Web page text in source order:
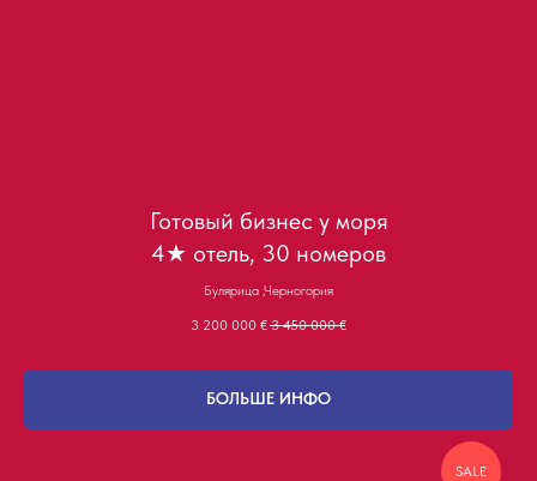
Готовый бизнес у моря
4★ отель, 30 номеров
Булярица ,Черногория
3 200 000 € 3 450 000 €
БОЛЬШЕ ИНФО
SALE